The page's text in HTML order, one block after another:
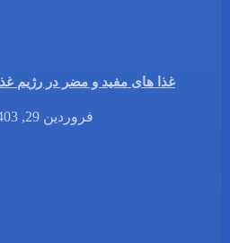
غذا های مفید و مضر در رژیم
فروردین 29, 1403